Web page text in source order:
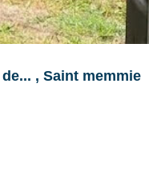
, Saint memmie